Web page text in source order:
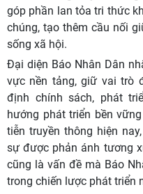
góp phần lan tỏa tri thức
chúng, tạo thêm cầu nối
sống xã hội.
Đại diện Báo Nhân Dân
vực nền tảng, giữ vai trò
định chính sách, phát
hướng phát triển bền
tiễn truyền thông hiện
sự được phản ánh tương
cũng là vấn đề mà Báo
trong chiến lược phát triển